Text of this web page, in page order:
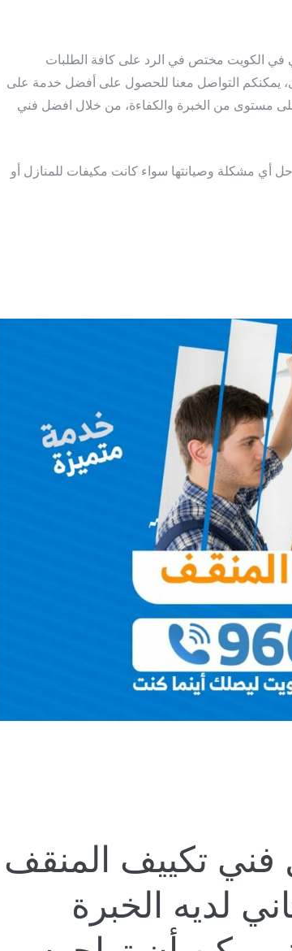
الكويت مختص في الرد على كافة الطلبات
يمكنكم التواصل معنا للحصول على أفضل خدمة على
مستوى من الخبرة والكفاءة، من خلال افضل فني
أي مشكلة وصيانتها سواء كانت مكيفات للمنازل أو
تكييف المنقف
لديه الخبرة